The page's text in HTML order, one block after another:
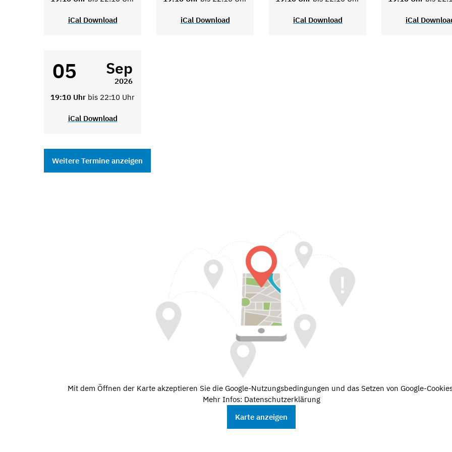
iCal Download iCal Download iCal Download iCal
05 Sep
2026
19:10 Uhr bis 22:10 Uhr
iCal Download
Weitere Termine anzeigen
Mit dem Öffnen der Karte akzeptieren Sie die Google-Nutzungsbedingungen und das Setzen von Google-
Mehr Infos: Datenschutzerklärung
Karte anzeigen